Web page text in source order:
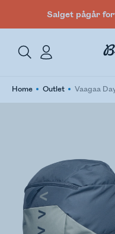
Salget pågår
Home Outlet Vaagaa